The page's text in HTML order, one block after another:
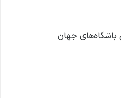
باشگاه‌های جهان